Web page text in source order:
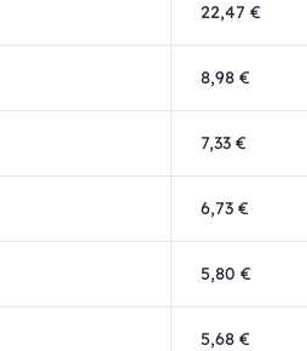
22,47 €
8,98 €
7,33 €
6,73 €
5,80 €
5,68 €